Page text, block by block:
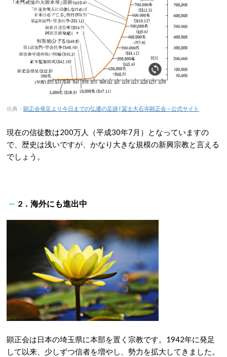
出典： 顕正会発足より今日までの弘通の足跡 | 冨士大石寺顕正会 – 公式サイト
現在の信徒数は200万人（平成30年7月）となっていますの
で、歴史は浅いですが、かなり大きな規模の新興宗教と言える
でしょう。
2．海外にも進出中
顕正会は日本の埼玉県に本部を置く宗教です。1942年に発足
して以来、少しずつ信者を増やし、勢力を拡大してきました。